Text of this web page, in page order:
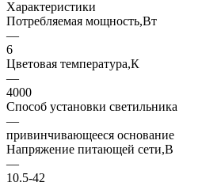
Характеристики
Потребляемая мощность,Вт
—
6
Цветовая температура,К
—
4000
Способ установки светильника
—
привинчивающееся основание
Напряжение питающей сети,В
—
10.5-42